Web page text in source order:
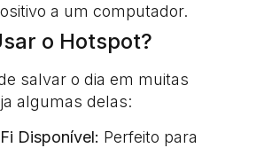
a um computador.
o Hotspot?
salvar o dia em muitas
algumas delas:
Disponível: Perfeito para